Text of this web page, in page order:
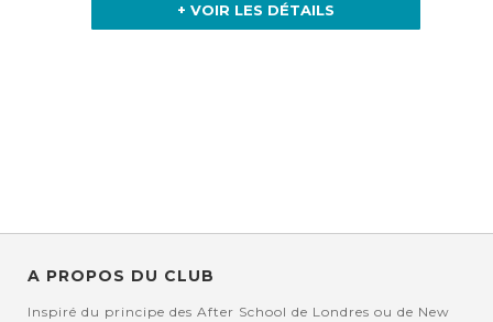
+ VOIR LES DÉTAILS
A PROPOS DU CLUB
Inspiré du principe des After School de Londres ou de New